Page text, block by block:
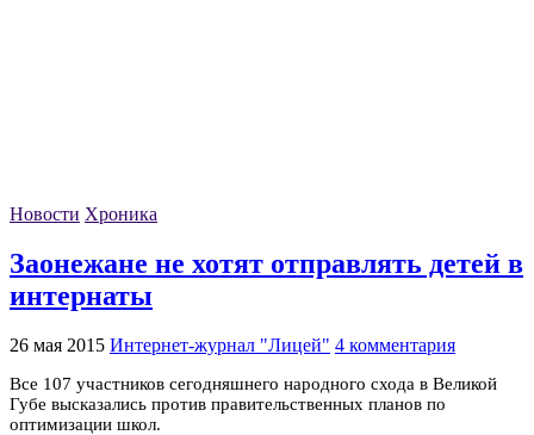
Новости Хроника
Заонежане не хотят отправлять детей в
интернаты
26 мая 2015 Интернет-журнал "Лицей" 4 комментария
Все 107 участников сегодняшнего народного схода в Великой
Губе высказались против правительственных планов по
оптимизации школ.